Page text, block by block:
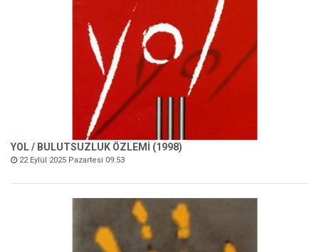
YOL / BULUTSUZLUK ÖZLEMİ (1998)
22 Eylül 2025 Pazartesi 09:53